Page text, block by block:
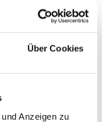
Über Cookies
Anzeigen zu
und vielfach
Process
und